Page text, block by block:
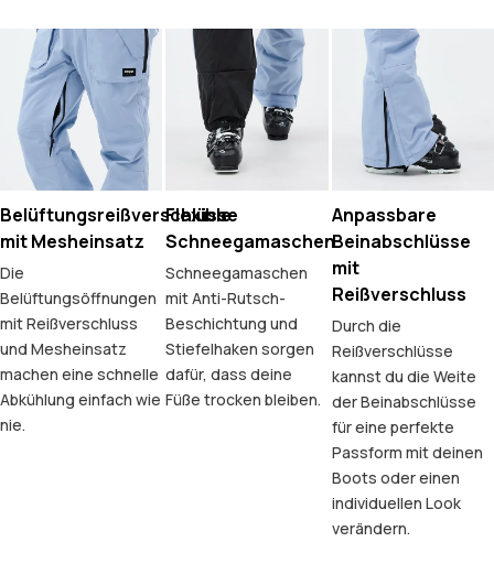
Belüftungsreißverschlüsse
mit Mesheinsatz
Die
Belüftungsöffnungen
mit Reißverschluss
und Mesheinsatz
machen eine schnelle
Abkühlung einfach wie
nie.
Flexible
Schneegamaschen
Schneegamaschen
mit Anti-Rutsch-
Beschichtung und
Stiefelhaken sorgen
dafür, dass deine
Füße trocken bleiben.
Anpassbare
Beinabschlüsse
mit
Reißverschluss
Durch die
Reißverschlüsse
kannst du die Weite
der Beinabschlüsse
für eine perfekte
Passform mit deinen
Boots oder einen
individuellen Look
verändern.